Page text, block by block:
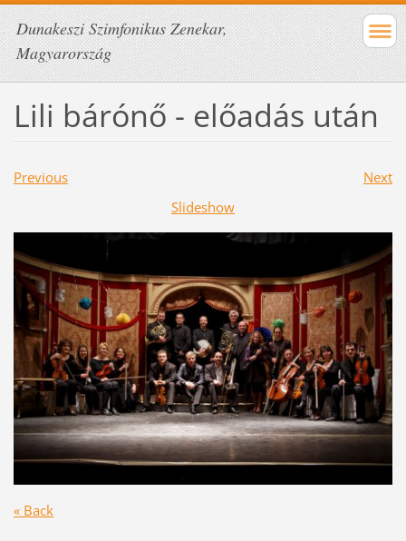
Dunakeszi Szimfonikus Zenekar,
Magyarország
Lili bárónő - előadás után
Previous
Next
Slideshow
« Back